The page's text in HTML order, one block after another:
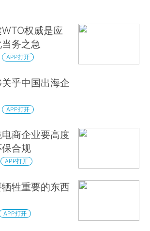
权威是应
务之急
APP打开
乎中国出海企
APP打开
商企业要高度
合规
APP打开
牲重要的东西
APP打开